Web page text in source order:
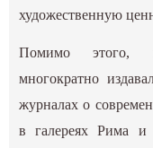
художественную
Помимо этого,
многократно
журналах о
в галереях Рима и